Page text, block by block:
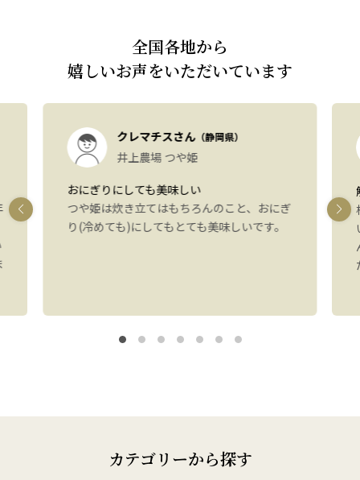
全国各地から
嬉しいお声をいただいています
クレマチスさん（静岡県）
井上農場 つや姫
おにぎりにしても美味しい
つや姫は炊き立てはもちろんのこと、おにぎ
り(冷めても)にしてもとても美味しいです。
カテゴリーから探す